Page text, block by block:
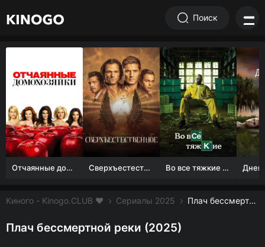
Поиск
Отчаянные домохозяйки (1 сезон) Сверхъестественное Во все тяжкие 1-5 сезон
Киного - Kinogo.CLUB ❤️ Сериалы 2025 Плач бессмертной реки смотреть онлайн бесплатно
Плач бессмертной реки (2025)